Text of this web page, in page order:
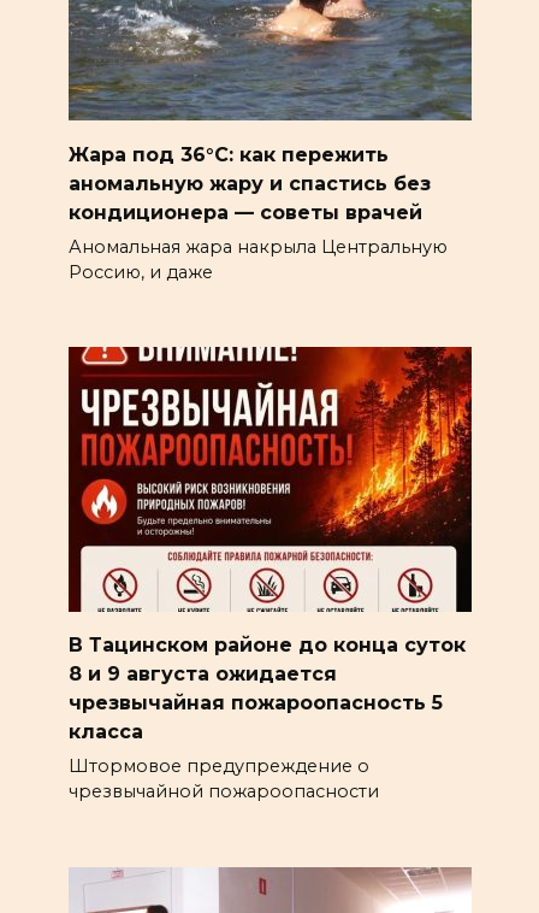
Жара под 36°C: как пережить
аномальную жару и спастись без
кондиционера — советы врачей
Аномальная жара накрыла Центральную
Россию, и даже
В Тацинском районе до конца суток
8 и 9 августа ожидается
чрезвычайная пожароопасность 5
класса
Штормовое предупреждение о
чрезвычайной пожароопасности